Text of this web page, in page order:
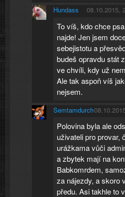
Hundass 08.10.2015,
To víš, kdo chce
najde! Jen jsem
sebejistotu a
budeš opravdu stát
ve chvíli, kdy už
Ale tak aspoň víš
nejsem.
Semtamdurch
Polovina byla ale
uživateli pro provar,
urážkama vůči
a zbytek mají na
Babkomrdem,
za nájezdy, a skoro
předu. Asi takhle to